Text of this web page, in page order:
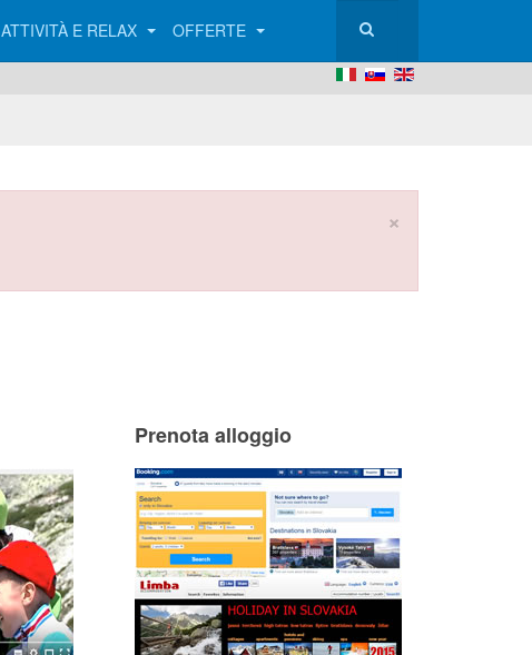
ATTIVITÀ E RELAX OFFERTE
×
Prenota alloggio